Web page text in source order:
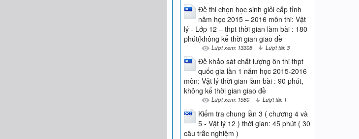
Đề thi chọn học sinh giỏi cấp tỉnh
năm học 2015 – 2016 môn thi: Vật
lý - Lớp 12 – thpt thời gian làm bài : 180
phút(không kể thời gian giao đề
Lượt xem: 13308 Lượt tải: 3
Đề khảo sát chất lượng ôn thi thpt
quốc gia lần 1 năm học 2015-2016
môn: Vật lý thời gian làm bài : 90 phút,
không kể thời gian giao đề
Lượt xem: 1580 Lượt tải: 1
Kiểm tra chung lần 3 ( chương 4 và
5 - Vật lý 12 ) thời gian: 45 phút ( 30
câu trắc nghiệm )